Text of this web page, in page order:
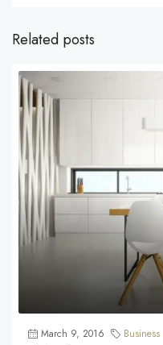
Related posts
March 9, 2016 Business